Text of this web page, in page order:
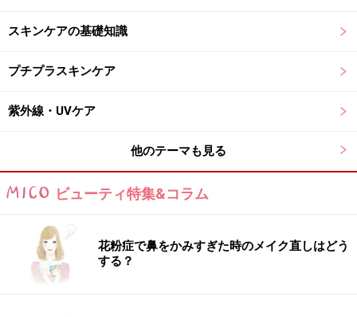
日清エキストラバージンココナッツオイル
その点、国内メーカーの日清から発売されているエキス
上含み高品質なうえ、価格も良心的。スーパーで買い物
のついでに手軽に購入できるのが、続けやすく嬉しいで
日清エキストラバージンココナッツオイル
次ページでは「ホホバオイルの全身デトックス法ジ」を
紹介します。
スキンケアの基礎知識
プチプラスキンケア
紫外線・UVケア
他のテーマも見る
ビューティ特集&コラム
花粉症で鼻をかみすぎた時のメイク直しはどう
する？